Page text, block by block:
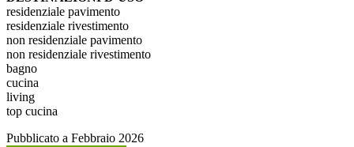
residenziale pavimento
residenziale rivestimento
non residenziale pavimento
non residenziale rivestimento
bagno
cucina
living
top cucina
Pubblicato a Febbraio 2026